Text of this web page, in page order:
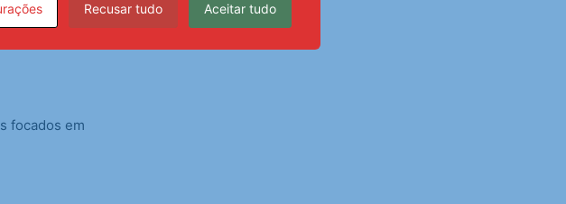
focados em
Recusar tudo Aceitar tudo